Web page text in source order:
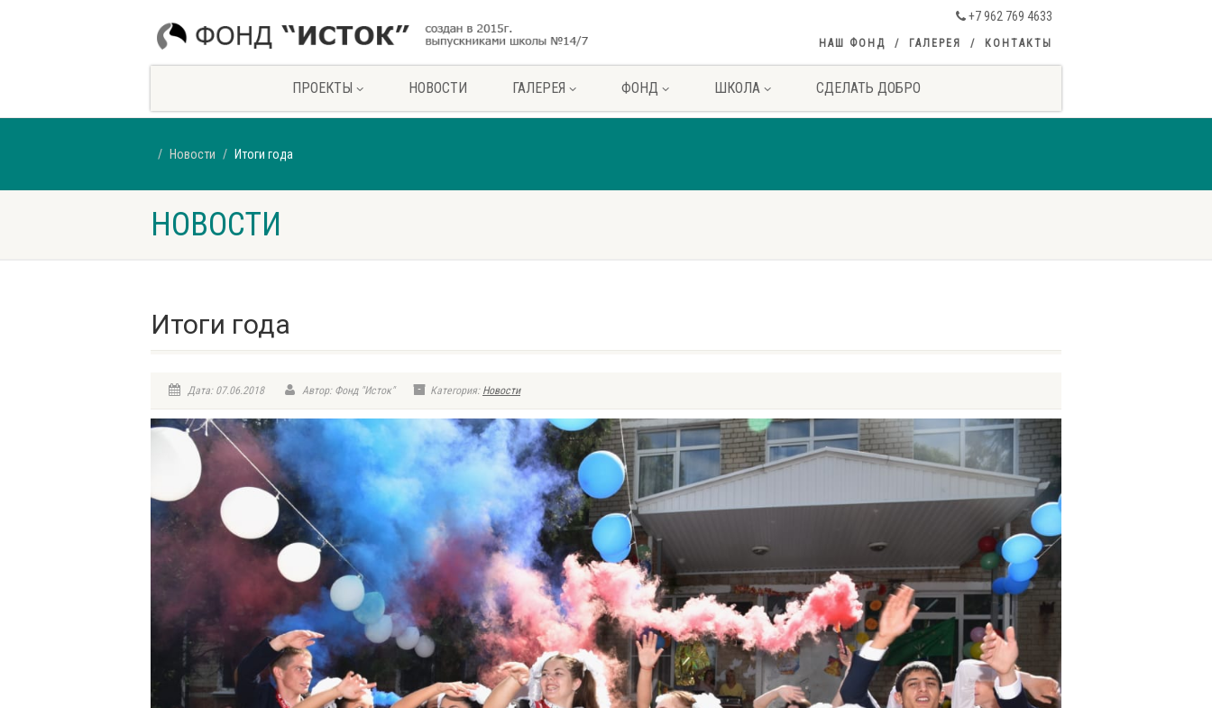
НАШ ФОНД ГАЛЕРЕЯ КОНТАКТЫ
+7 962 769 4633
ПРОЕКТЫ НОВОСТИ ГАЛЕРЕЯ ФОНД ШКОЛА СДЕЛАТЬ ДОБРО
Новости Итоги года
НОВОСТИ
Итоги года
Дата: 07.06.2018 Автор: Фонд "Исток" Категория: Новости